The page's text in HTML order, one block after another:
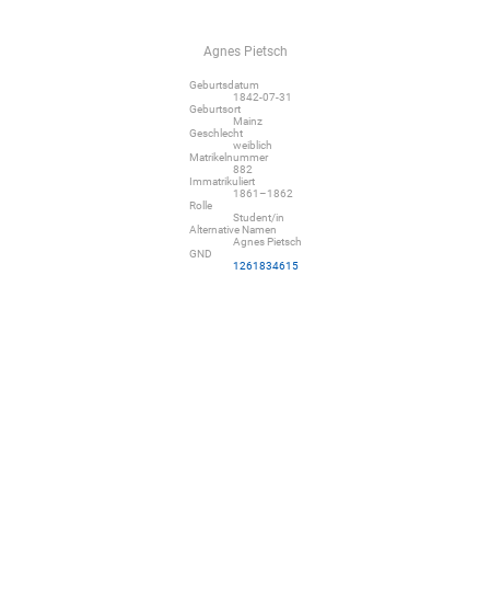
Agnes Pietsch
Geburtsdatum
1842-07-31
Geburtsort
Mainz
Geschlecht
weiblich
Matrikelnummer
882
Immatrikuliert
1861–1862
Rolle
Student/in
Alternative Namen
Agnes Pietsch
GND
1261834615